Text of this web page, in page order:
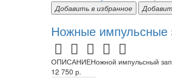
Добавить в избранное
Ножные импульсные
ОПИСАНИЕНожной импульсный
12 750 р.